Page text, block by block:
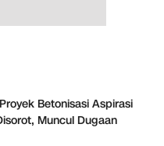
Betonisasi Aspirasi
Muncul Dugaan